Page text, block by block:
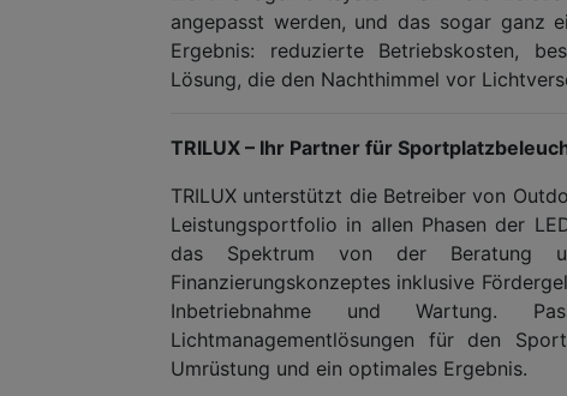
angepasst werden, und das sogar ganz
Ergebnis: reduzierte Betriebskosten,
Lösung, die den Nachthimmel vor
TRILUX – Ihr Partner für
TRILUX unterstützt die Betreiber von
Leistungsportfolio in allen Phasen der
das Spektrum von der Beratung
Finanzierungskonzeptes inklusive
Inbetriebnahme und Wartung.
Lichtmanagementlösungen für den
Umrüstung und ein optimales Ergebnis.